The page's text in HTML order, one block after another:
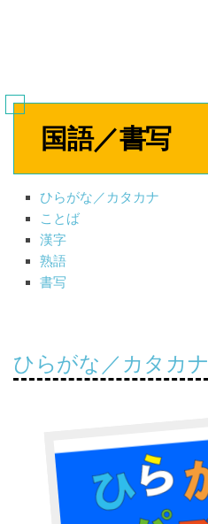
国語／書写
ひらがな／カタカナ
ことば
漢字
熟語
書写
ひらがな／カタカナ